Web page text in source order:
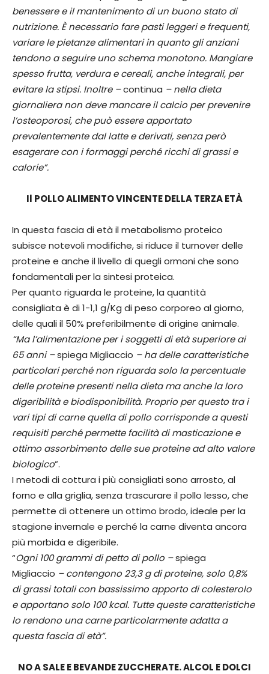
benessere e il mantenimento di un buono stato di
nutrizione. È necessario fare pasti leggeri e frequenti,
variare le pietanze alimentari in quanto gli anziani
tendono a seguire uno schema monotono. Mangiare
spesso frutta, verdura e cereali, anche integrali, per
evitare la stipsi. Inoltre –continua – nella dieta
giornaliera non deve mancare il calcio per prevenire
l’osteoporosi, che può essere apportato
prevalentemente dal latte e derivati, senza però
esagerare con i formaggi perché ricchi di grassi e
calorie”.
Il POLLO ALIMENTO VINCENTE DELLA TERZA ETÀ
In questa fascia di età il metabolismo proteico
subisce notevoli modifiche, si riduce il turnover delle
proteine e anche il livello di quegli ormoni che sono
fondamentali per la sintesi proteica.
Per quanto riguarda le proteine, la quantità
consigliata è di 1-1,1 g/Kg di peso corporeo al giorno,
delle quali il 50% preferibilmente di origine animale.
“Ma l’alimentazione per i soggetti di età superiore ai
65 anni –spiega Migliaccio – ha delle caratteristiche
particolari perché non riguarda solo la percentuale
delle proteine presenti nella dieta ma anche la loro
digeribilità e biodisponibilità. Proprio per questo tra i
vari tipi di carne quella di pollo corrisponde a questi
requisiti perché permette facilità di masticazione e
ottimo assorbimento delle sue proteine ad alto valore
biologico”.
I metodi di cottura i più consigliati sono arrosto, al
forno e alla griglia, senza trascurare il pollo lesso, che
permette di ottenere un ottimo brodo, ideale per la
stagione invernale e perché la carne diventa ancora
più morbida e digeribile.
“Ogni 100 grammi di petto di pollo –spiega
Migliaccio – contengono 23,3 g di proteine, solo 0,8%
di grassi totali con bassissimo apporto di colesterolo
e apportano solo 100 kcal. Tutte queste caratteristiche
lo rendono una carne particolarmente adatta a
questa fascia di età”.
NO A SALE E BEVANDE ZUCCHERATE. ALCOL E DOLCI